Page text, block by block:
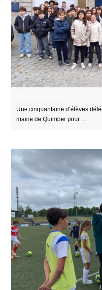
Une cinquantaine d’élèves
mairie de Quimper pour…